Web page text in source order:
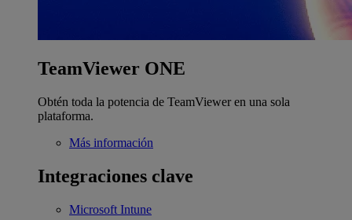
TeamViewer ONE
Obtén toda la potencia de TeamViewer en una sola
plataforma.
Más información
Integraciones clave
Microsoft Intune